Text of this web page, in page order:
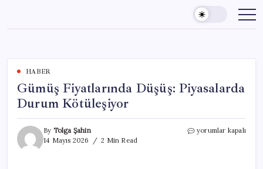
content
HABER
Gümüş Fiyatlarında Düşüş: Piyasalarda
Durum Kötüleşiyor
By Tolga Şahin
14 Mayıs 2026
2 Min Read
Gümüş
yorumlar kapalı